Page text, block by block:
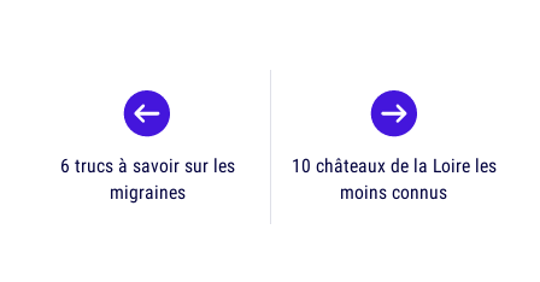
6 trucs à savoir sur les
migraines
10 châteaux de la Loire les
moins connus